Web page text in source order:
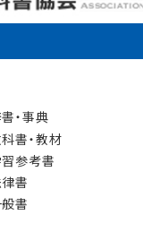
・事典
書・教材
参考書
書
書